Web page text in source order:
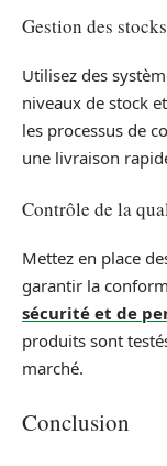
Gestion des
Utilisez des
niveaux de stock
les processus de
une livraison
Contrôle de la
Mettez en place
garantir la
sécurité et de
produits sont
marché.
Conclusion